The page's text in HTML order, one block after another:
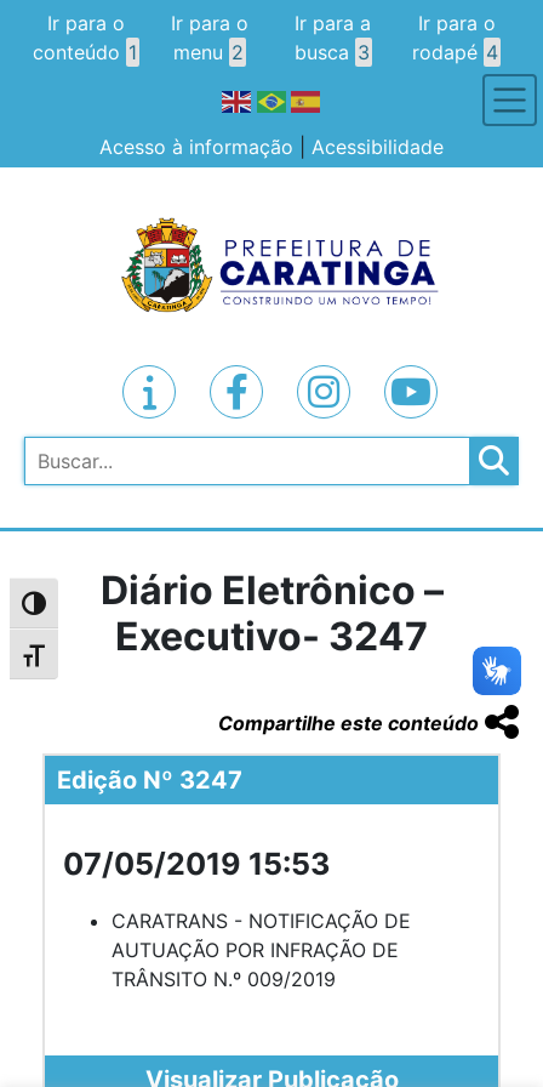
Alternar alto contraste
Alternar tamanho da fonte
Ir para o
conteúdo 1
Ir para o
menu 2
Ir para a
busca 3
Ir para o
rodapé 4
Acesso à informação Acessibilidade
Pesquisar
Diário Eletrônico –
Executivo- 3247
Compartilhe este conteúdo
Edição Nº 3247
07/05/2019 15:53
CARATRANS - NOTIFICAÇÃO DE
AUTUAÇÃO POR INFRAÇÃO DE
TRÂNSITO N.º 009/2019
Visualizar Publicação